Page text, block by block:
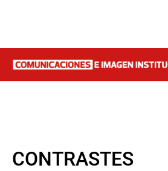
CONTRASTES